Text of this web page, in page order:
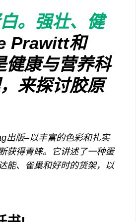
。强壮、健
Prawitt和
康与营养科
来探讨胶原
出版–以丰富的色彩和扎实
获得青睐。它讲述了一种蛋
能、雀巢和好时的货架，以